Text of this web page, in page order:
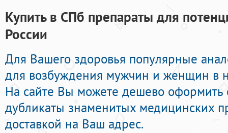
Купить в СПб препараты для
России
Для Вашего здоровья популярные
для возбуждения мужчин и женщин в
На сайте Вы можете дешево оформить
дубликаты знаменитых медицинских
доставкой на Ваш адрес.